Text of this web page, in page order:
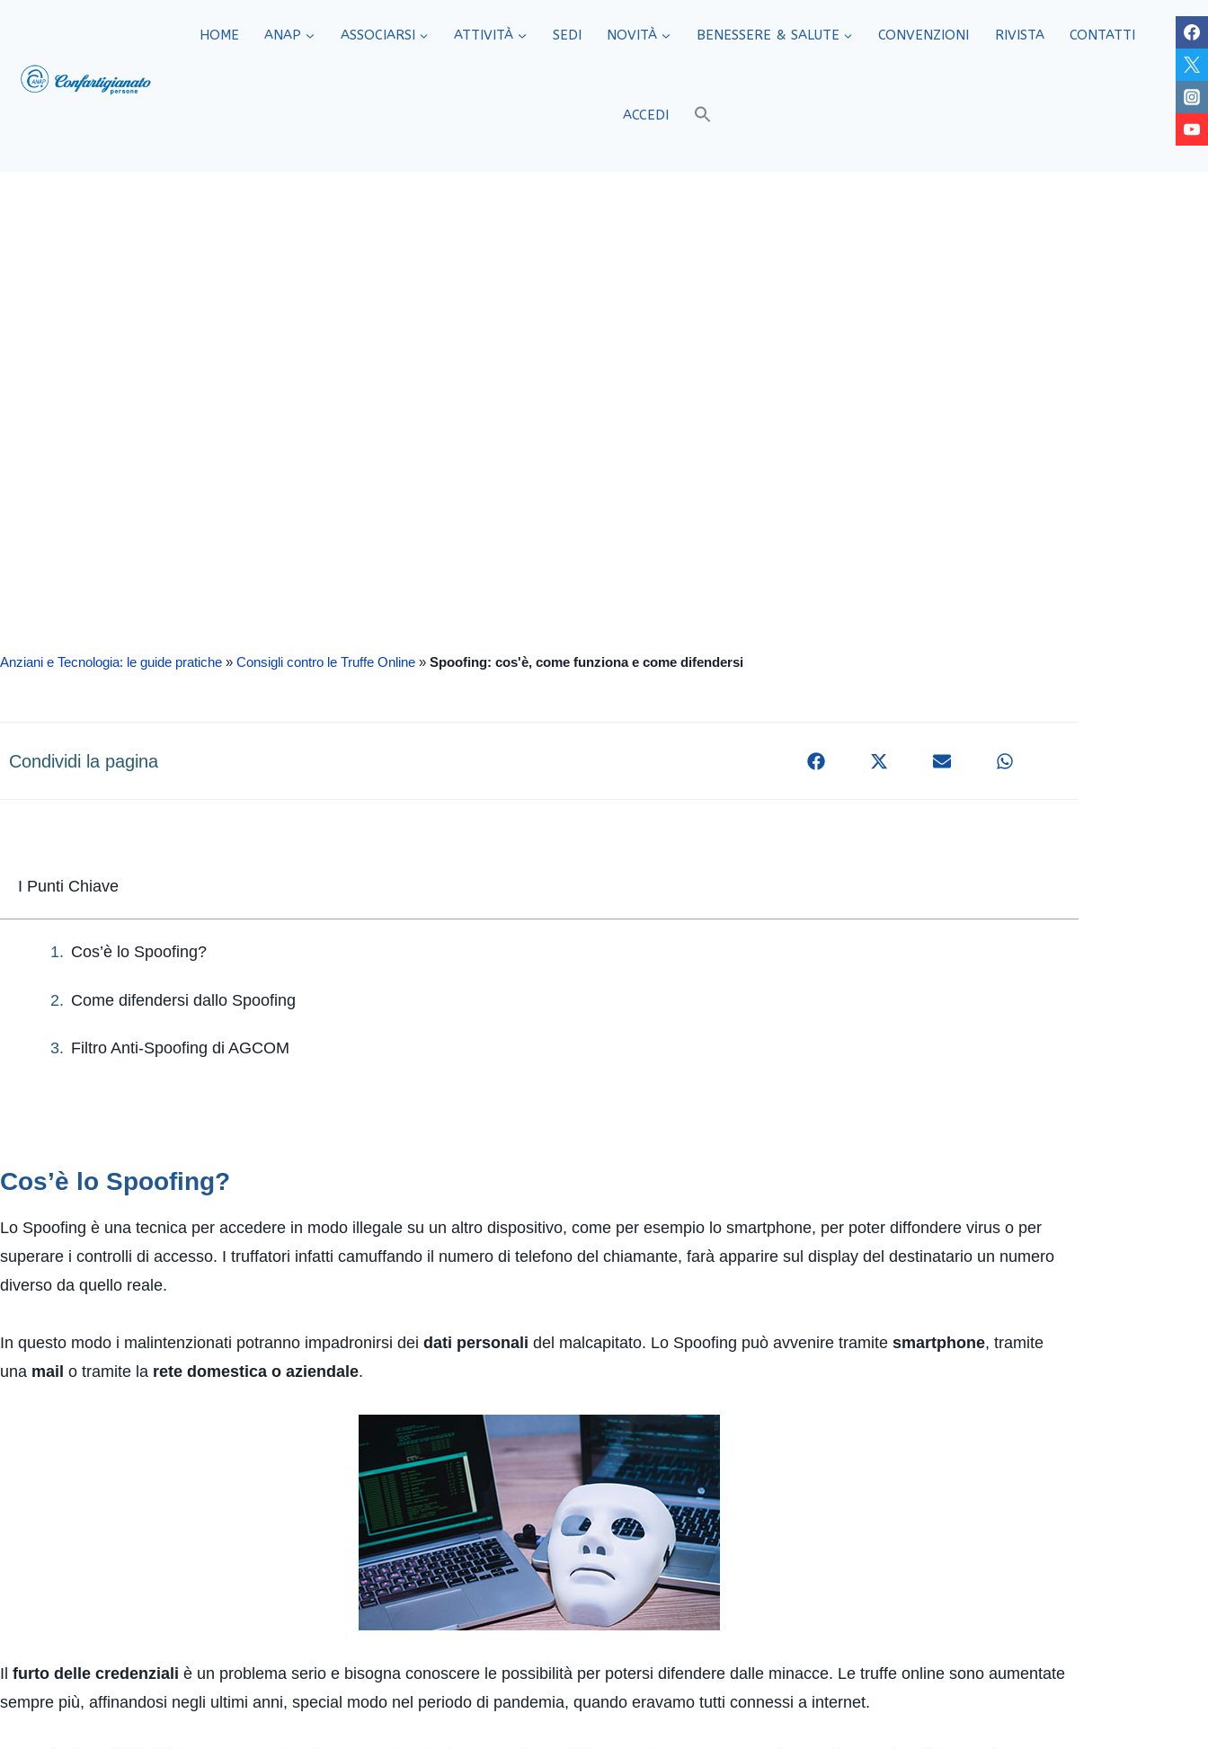
HOME ANAP ASSOCIARSI ATTIVITÀ SEDI​ NOVITÀ BENESSERE & SALUTE CONVENZIONI RIVISTA CONTATTI
ACCEDI
Anziani e Tecnologia: le guide pratiche » Consigli contro le Truffe Online » Spoofing: cos'è, come funziona e come difendersi
Condividi la pagina
I Punti Chiave
Cos’è lo Spoofing?
Come difendersi dallo Spoofing
Filtro Anti-Spoofing di AGCOM
Cos’è lo Spoofing?
Lo Spoofing è una tecnica per accedere in modo illegale su un altro dispositivo, come per esempio lo smartphone, per poter diffondere virus o per
superare i controlli di accesso. I truffatori infatti camuffando il numero di telefono del chiamante, farà apparire sul display del destinatario un numero
diverso da quello reale.
In questo modo i malintenzionati potranno impadronirsi dei dati personali del malcapitato. Lo Spoofing può avvenire tramite smartphone, tramite
una mail o tramite la rete domestica o aziendale.
Il furto delle credenziali è un problema serio e bisogna conoscere le possibilità per potersi difendere dalle minacce. Le truffe online sono aumentate
sempre più, affinandosi negli ultimi anni, special modo nel periodo di pandemia, quando eravamo tutti connessi a internet.